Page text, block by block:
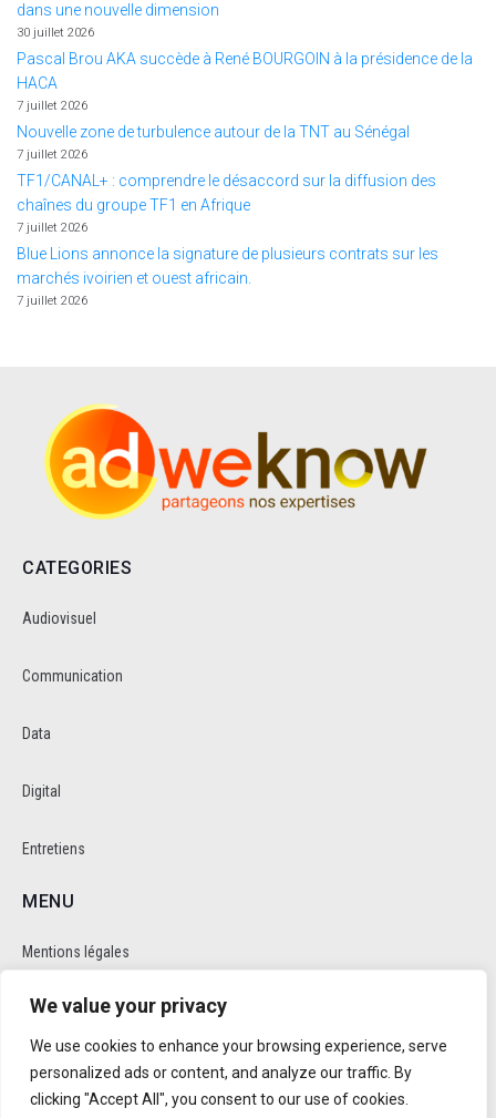
We value your privacy
We use cookies to enhance your browsing experience, serve
personalized ads or content, and analyze our traffic. By
clicking "Accept All", you consent to our use of cookies.
dans une nouvelle dimension
30 juillet 2026
Pascal Brou AKA succède à René BOURGOIN à la présidence de la
HACA
7 juillet 2026
Nouvelle zone de turbulence autour de la TNT au Sénégal
7 juillet 2026
TF1/CANAL+ : comprendre le désaccord sur la diffusion des
chaînes du groupe TF1 en Afrique
7 juillet 2026
Blue Lions annonce la signature de plusieurs contrats sur les
marchés ivoirien et ouest africain.
7 juillet 2026
CATEGORIES
Audiovisuel
Communication
Data
Digital
Entretiens
MENU
Mentions légales
Politique de cookie et de confidentalité
RÉSEAUX SOCIAUX